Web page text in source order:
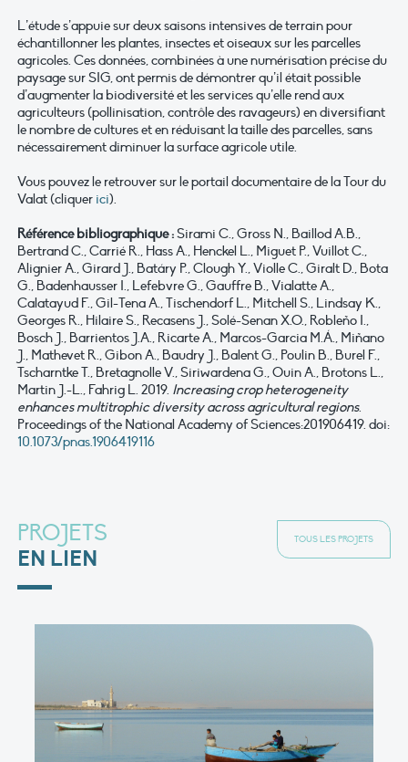
L’étude s’appuie sur deux saisons intensives de terrain pour
échantillonner les plantes, insectes et oiseaux sur les parcelles
agricoles. Ces données, combinées à une numérisation précise du
paysage sur SIG, ont permis de démontrer qu’il était possible
d’augmenter la biodiversité et les services qu’elle rend aux
agriculteurs (pollinisation, contrôle des ravageurs) en diversifiant
le nombre de cultures et en réduisant la taille des parcelles, sans
nécessairement diminuer la surface agricole utile.
Vous pouvez le retrouver sur le portail documentaire de la Tour du
Valat (cliquer ici).
Référence bibliographique :Sirami C., Gross N., Baillod A.B.,
Bertrand C., Carrié R., Hass A., Henckel L., Miguet P., Vuillot C.,
Alignier A., Girard J., Batáry P., Clough Y., Violle C., Giralt D., Bota
G., Badenhausser I., Lefebvre G., Gauffre B., Vialatte A.,
Calatayud F., Gil-Tena A., Tischendorf L., Mitchell S., Lindsay K.,
Georges R., Hilaire S., Recasens J., Solé-Senan X.O., Robleño I.,
Bosch J., Barrientos J.A., Ricarte A., Marcos-Garcia M.Á., Miñano
J., Mathevet R., Gibon A., Baudry J., Balent G., Poulin B., Burel F.,
Tscharntke T., Bretagnolle V., Siriwardena G., Ouin A., Brotons L.,
Martin J.-L., Fahrig L. 2019. Increasing crop heterogeneity
enhances multitrophic diversity across agricultural regions.
Proceedings of the National Academy of Sciences:201906419. doi:
10.1073/pnas.1906419116
PROJETS
EN LIEN
TOUS LES PROJETS